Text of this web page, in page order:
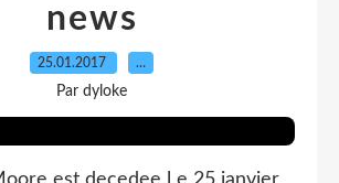
news
25.01.2017 …
Par dyloke